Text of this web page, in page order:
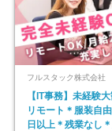
フルスタック株式会社
【IT事務】未経験
リモート＊服装自
日以上＊残業なし